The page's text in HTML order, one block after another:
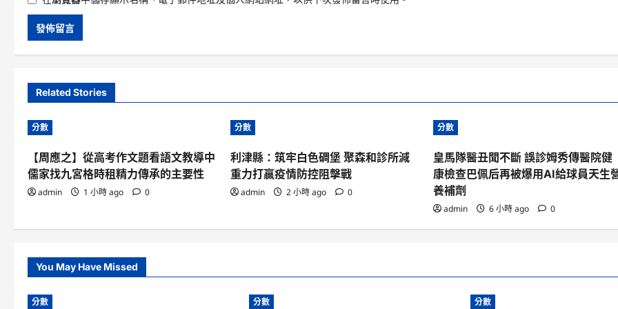
Related Stories
分數
【周應之】從高考作文題看語文教導中
儒家找九宮格時租精力傳承的主要性
admin 1 小時 ago 0
分數
利津縣：筑牢白色碉堡 聚森和診所減
重力打贏疫情防控阻擊戰
admin 2 小時 ago 0
分數
皇馬隊醫丑聞不斷 誤診姆秀傳醫院健
康檢查巴佩后再被爆用AI給球員天生
養補劑
admin 6 小時 ago 0
You May Have Missed
分數 分數 分數